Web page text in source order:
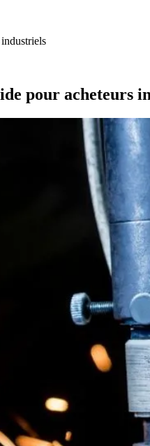
pour acheteurs